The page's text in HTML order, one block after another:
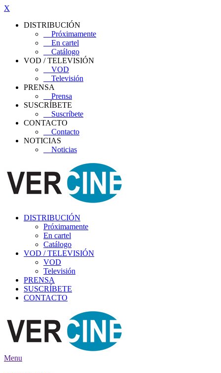
X
DISTRIBUCIÓN
Próximamente
En cartel
Catálogo
VOD / TELEVISIÓN
VOD
Televisión
PRENSA
Prensa
SUSCRÍBETE
Suscríbete
CONTACTO
Contacto
NOTICIAS
Noticias
DISTRIBUCIÓN
Próximamente
En cartel
Catálogo
VOD / TELEVISIÓN
VOD
Televisión
PRENSA
SUSCRÍBETE
CONTACTO
Menu